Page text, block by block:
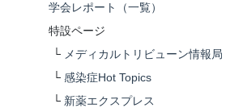
学会レポート（一覧）
特設ページ
└ メディカルトリビューン情報局
└ 感染症Hot Topics
└ 新薬エクスプレス